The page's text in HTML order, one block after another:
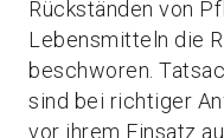
Rückständen von
Lebensmitteln die
beschworen.
sind bei richtiger
vor ihrem Einsatz